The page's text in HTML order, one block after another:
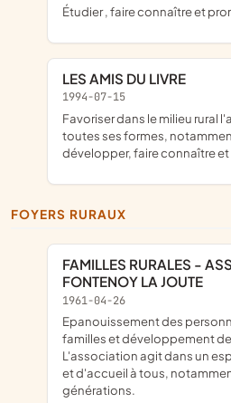
étudier , faire connaître et
LES AMIS DU LIVRE
1994-07-15
Favoriser dans le milieu rural l'action culturelle sous
toutes ses formes,
développer, faire connaître et
FOYERS RURAUX
FAMILLES RURALES - ASSOCIATION DE
FONTENOY LA JOUTE
1961-04-26
Epanouissement des personnes, promotion des
familles et développement de
L'association agit dans un
et d'accueil à tous,
générations.